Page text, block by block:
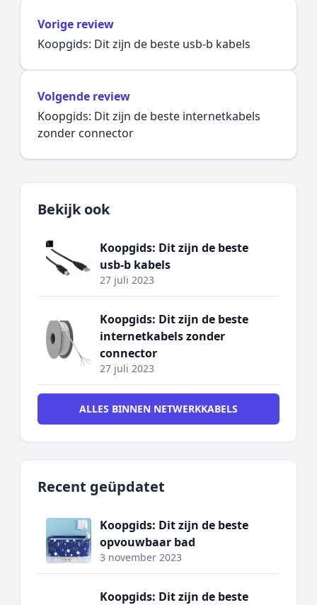
Vorige review
Koopgids: Dit zijn de beste usb-b kabels
Volgende review
Koopgids: Dit zijn de beste internetkabels
zonder connector
Bekijk ook
Koopgids: Dit zijn de beste
usb-b kabels
27 juli 2023
Koopgids: Dit zijn de beste
internetkabels zonder
connector
27 juli 2023
ALLES BINNEN NETWERKKABELS
Recent geüpdatet
Koopgids: Dit zijn de beste
opvouwbaar bad
3 november 2023
Koopgids: Dit zijn de beste